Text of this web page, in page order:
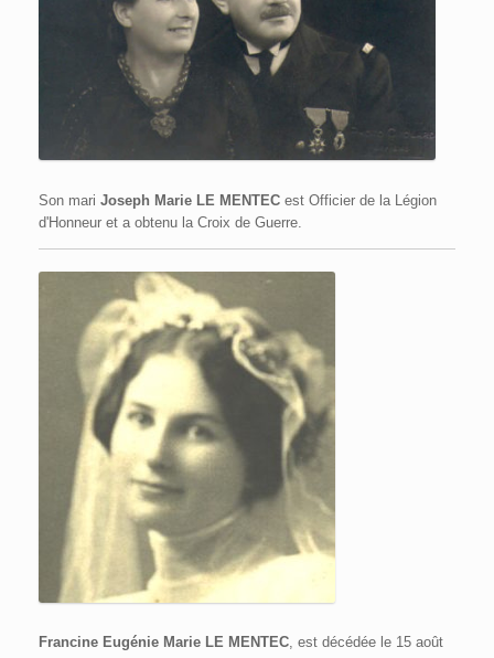
Son mari Joseph Marie LE MENTEC est Officier de la Légion
d'Honneur et a obtenu la Croix de Guerre.
Francine Eugénie Marie LE MENTEC, est décédée le 15 août